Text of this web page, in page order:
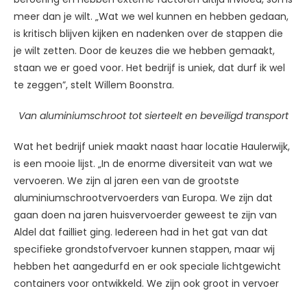
meer dan je wilt. „Wat we wel kunnen en hebben gedaan,
is kritisch blijven kijken en nadenken over de stappen die
je wilt zetten. Door de keuzes die we hebben gemaakt,
staan we er goed voor. Het bedrijf is uniek, dat durf ik wel
te zeggen”, stelt Willem Boonstra.
Van aluminiumschroot tot sierteelt en beveiligd transport
Wat het bedrijf uniek maakt naast haar locatie Haulerwijk,
is een mooie lijst. „In de enorme diversiteit van wat we
vervoeren. We zijn al jaren een van de grootste
aluminiumschrootvervoerders van Europa. We zijn dat
gaan doen na jaren huisvervoerder geweest te zijn van
Aldel dat failliet ging. Iedereen had in het gat van dat
specifieke grondstofvervoer kunnen stappen, maar wij
hebben het aangedurfd en er ook speciale lichtgewicht
containers voor ontwikkeld. We zijn ook groot in vervoer